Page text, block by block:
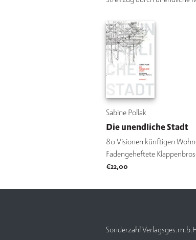
Sabine Pollak
Die unendliche Stadt
80 Visionen künftigen
Fadengeheftete
€22,00
Sonderzahl